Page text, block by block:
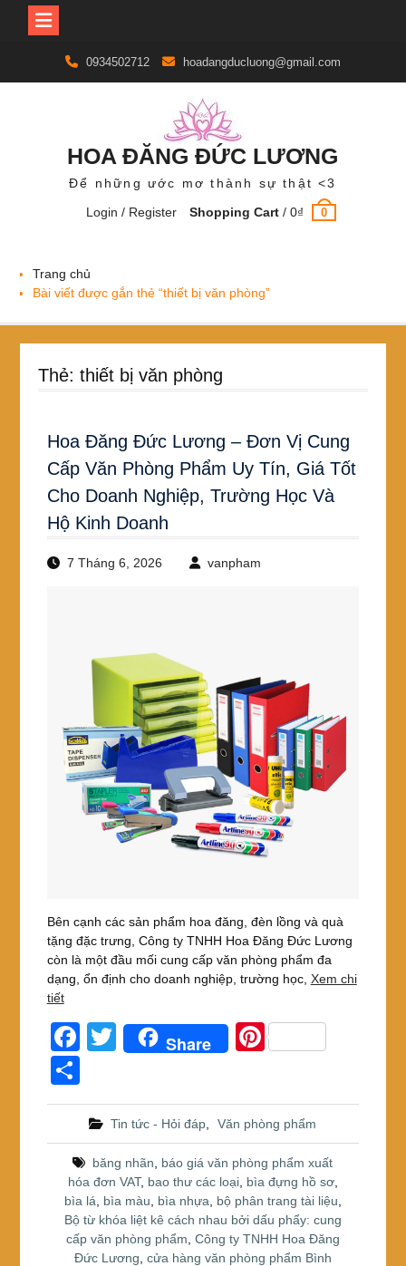
content
0934502712 hoadangducluong@gmail.com
HOA ĐĂNG ĐỨC LƯƠNG
Để những ước mơ thành sự thật <3
Login / Register
Shopping Cart /0₫ 0
Trang chủ
Bài viết được gắn thẻ “thiết bị văn phòng”
Thẻ: thiết bị văn phòng
Hoa Đăng Đức Lương – Đơn Vị Cung
Cấp Văn Phòng Phẩm Uy Tín, Giá Tốt
Cho Doanh Nghiệp, Trường Học Và
Hộ Kinh Doanh
7 Tháng 6, 2026 vanpham
Bên cạnh các sản phẩm hoa đăng, đèn lồng và quà
tặng đặc trưng, Công ty TNHH Hoa Đăng Đức Lương
còn là một đầu mối cung cấp văn phòng phẩm đa
dạng, ổn định cho doanh nghiệp, trường học, Xem chi
tiết
F
a
c
e
b
o
o
k
T
er
Share
Pi
e
st
S
h
ar
e
Tin tức - Hỏi đáp Văn phòng phẩm
băng nhãn
báo giá văn phòng phẩm xuất
hóa đơn VAT, bao thư các loại, bìa đựng hồ sơ,
bìa lá
bìa màu bìa nhựa bộ phân trang tài liệu
Bộ từ khóa liệt kê cách nhau bởi dấu phẩy: cung
cấp văn phòng phẩm Công ty TNHH Hoa Đăng
Đức Lương cửa hàng văn phòng phẩm Bình